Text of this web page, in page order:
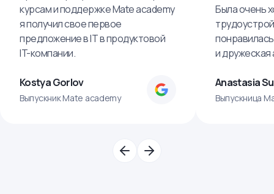
курсам и поддержке Mate academy
я получил свое первое
предложение в IT в продуктовой
IT-компании.
Kostya Gorlov
Выпускник Mate academy
Была очень
и
Anastasia
Выпускница